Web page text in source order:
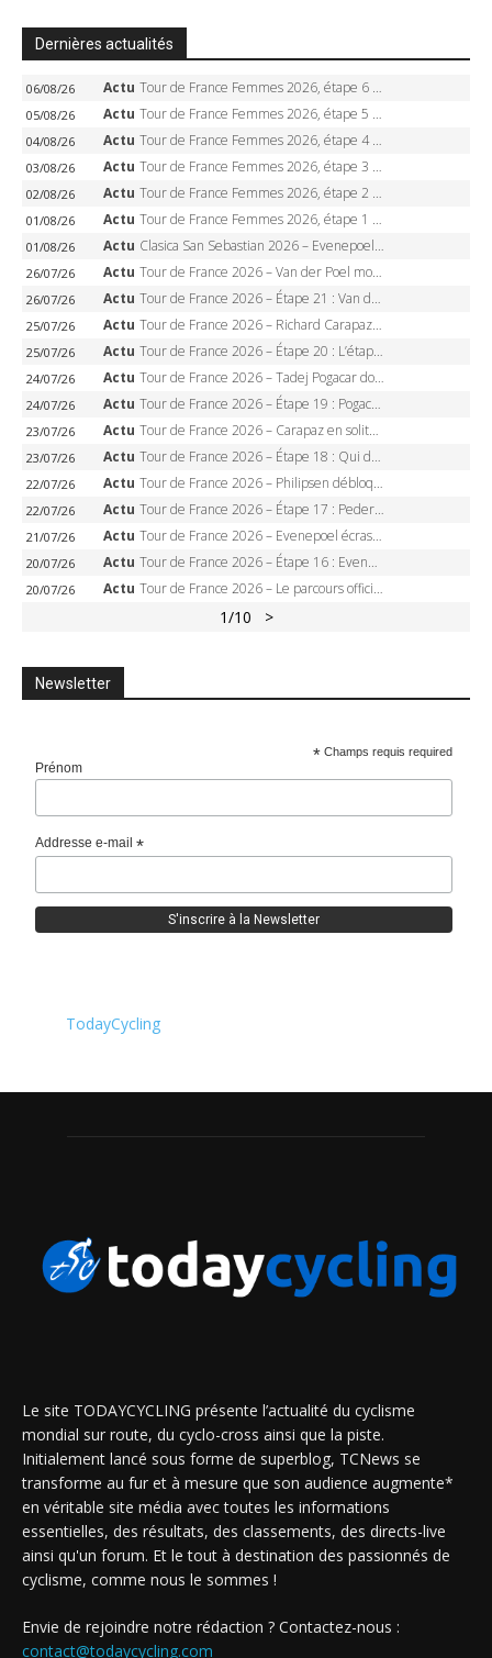
Dernières actualités
06/08/26 Actu Tour de France Femmes 2026, étape 6 – Kim Le Court-Pienaar gagne à Tournon, Reusser en jaune
05/08/26 Actu Tour de France Femmes 2026, étape 5 – Demi Vollering gagne à Belleville, Reusser en jaune, Ferrand-Prévot coule
04/08/26 Actu Tour de France Femmes 2026, étape 4 – Marlen Reusser écrase le chrono, Ferrand-Prévot en crise
03/08/26 Actu Tour de France Femmes 2026, étape 3 – Sigrid Haugset en solitaire, 88 km d’échappée, maillot jaune
02/08/26 Actu Tour de France Femmes 2026, étape 2 – Lorena Wiebes doublé à Genève, Markus héroïque, 7e record
01/08/26 Actu Tour de France Femmes 2026, étape 1 – Lorena Wiebes intouchable à Lausanne, premier maillot jaune
01/08/26 Actu Clasica San Sebastian 2026 – Evenepoel recordman, 4e victoire, Carapaz battu au sprint
26/07/26 Actu Tour de France 2026 – Van der Poel monumental à Paris, Pogacar égale le record des cinq sacres
26/07/26 Actu Tour de France 2026 – Étape 21 : Van der Poel, Pogacar, qui succédera à Wout van Aert sur les Champs-Elysées ?
25/07/26 Actu Tour de France 2026 – Richard Carapaz roi des Alpes, doublé et maillot à pois, Seixas perd le podium
25/07/26 Actu Tour de France 2026 – Étape 20 : L’étape reine, Galibier, Sarenne, Alpe d’Huez, qui succédera à Pogacar ?
24/07/26 Actu Tour de France 2026 – Tadej Pogacar dompte l’Alpe d’Huez, 5e victoire, record de Pantani pulvérisé
24/07/26 Actu Tour de France 2026 – Étape 19 : Pogacar peut-il enfin dompter l’Alpe d’Huez ?
23/07/26 Actu Tour de France 2026 – Carapaz en solitaire à Orcières-Merlette, Paret-Peintre à un point du maillot à pois
23/07/26 Actu Tour de France 2026 – Étape 18 : Qui domptera Orcières-Merlette, première marche vers l’Alpe d’Huez ?
22/07/26 Actu Tour de France 2026 – Philipsen débloque son compteur à Voiron, Pedersen en danger pour le maillot vert
22/07/26 Actu Tour de France 2026 – Étape 17 : Pedersen peut-il verrouiller le maillot vert à Voiron ?
21/07/26 Actu Tour de France 2026 – Evenepoel écrase le chrono d’Évian, Seixas 4e, Lipowitz abandonne
20/07/26 Actu Tour de France 2026 – Étape 16 : Evenepoel, Pogacar, Ganna… qui domptera le chrono d’Évian pour redessiner le podium ?
20/07/26 Actu Tour de France 2026 – Le parcours officiel complet : 21 étapes, profils, carte et dates
1/10 >
Newsletter
* Champs requis required
Prénom
Addresse e-mail*
TodayCycling
Le site TODAYCYCLING présente l’actualité du cyclisme
mondial sur route, du cyclo-cross ainsi que la piste.
Initialement lancé sous forme de superblog, TCNews se
transforme au fur et à mesure que son audience augmente*
en véritable site média avec toutes les informations
essentielles, des résultats, des classements, des directs-live
ainsi qu'un forum. Et le tout à destination des passionnés de
cyclisme, comme nous le sommes !
Envie de rejoindre notre rédaction ? Contactez-nous :
contact@todaycycling.com